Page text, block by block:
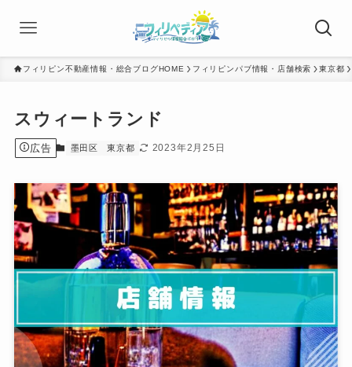
フィリピン不動産情報・総合ブログHOME フィリピンパブ情報・店舗検索 東京都
スウィートランド
広告 墨田区 東京都 2023年2月25日